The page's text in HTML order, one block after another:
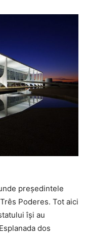
președintele
Poderes. Tot aici
își au
dos